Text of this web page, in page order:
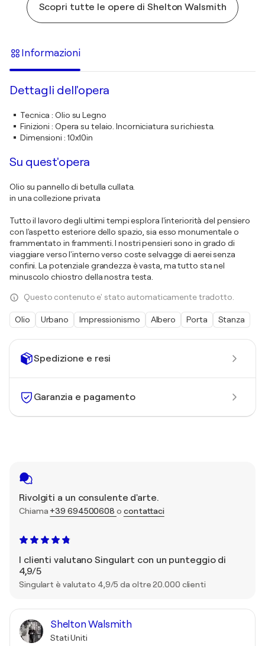
Spedizione e resi
Garanzia e pagamento
Rivolgiti a un consulente d'arte.
Chiama +39 694500608 o contattaci
I clienti valutano Singulart con un punteggio di
4,9/5
Singulart è valutato 4,9/5 da oltre 20.000 clienti
Shelton Walsmith
Stati Uniti
Scopri tutte le opere di Shelton Walsmith
Informazioni
Dettagli dell'opera
Tecnica :Olio su Legno
Finizioni : Opera su telaio. Incorniciatura su richiesta.
Dimensioni : 10x10in
Su quest'opera
Olio su pannello di betulla cullata.
in una collezione privata
Tutto il lavoro degli ultimi tempi esplora l'interiorità del pensiero
con l'aspetto esteriore dello spazio, sia esso monumentale o
frammentato in frammenti. I nostri pensieri sono in grado di
viaggiare verso l'interno verso coste selvagge di aerei senza
confini. La potenziale grandezza è vasta, ma tutto sta nel
minuscolo chiostro della nostra testa.
Questo contenuto e' stato automaticamente tradotto.
Olio Urbano Impressionismo Albero Porta Stanza